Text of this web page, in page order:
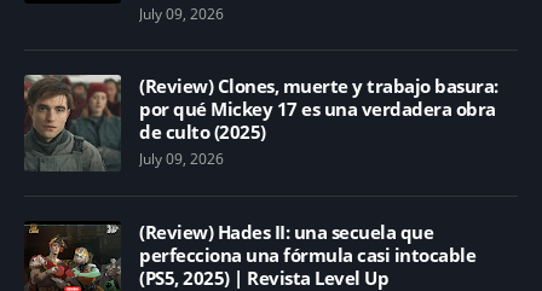
July 09, 2026
(Review) Clones, muerte y trabajo basura:
por qué Mickey 17 es una verdadera obra
de culto (2025)
July 09, 2026
(Review) Hades II: una secuela que
perfecciona una fórmula casi intocable
(PS5, 2025) | Revista Level Up